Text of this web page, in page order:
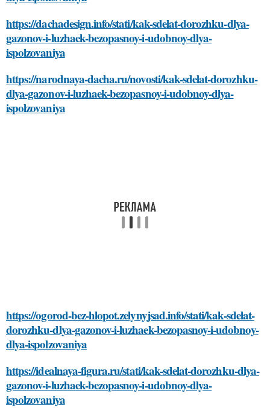
https://dachadesign.info/stati/kak-sdelat-dorozhku-dlya-
gazonov-i-luzhaek-bezopasnoy-i-udobnoy-dlya-
ispolzovaniya
https://narodnaya-dacha.ru/novosti/kak-sdelat-dorozhku-
dlya-gazonov-i-luzhaek-bezopasnoy-i-udobnoy-dlya-
ispolzovaniya
https://ogorod-bez-hlopot.zelynyjsad.info/stati/kak-sdelat-
dorozhku-dlya-gazonov-i-luzhaek-bezopasnoy-i-udobnoy-
dlya-ispolzovaniya
https://idealnaya-figura.ru/stati/kak-sdelat-dorozhku-dlya-
gazonov-i-luzhaek-bezopasnoy-i-udobnoy-dlya-
ispolzovaniya